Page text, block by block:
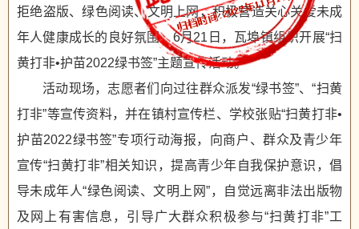
拒绝盗版、绿色阅读、文明上网，积极营造关心关爱未成
年人健康成长的良好氛围，6月21日，瓦埠镇组织开展“扫
黄打非•护苗2022绿书签”主题宣传活动。
活动现场，志愿者们向过往群众派发“绿书签”、“扫黄
打非”等宣传资料，并在镇村宣传栏、学校张贴“扫黄打非•
护苗2022绿书签”专项行动海报，向商户、群众及青少年
宣传“扫黄打非”相关知识，提高青少年自我保护意识，倡
导未成年人“绿色阅读、文明上网”，自觉远离非法出版物
及网上有害信息，引导广大群众积极参与“扫黄打非”工